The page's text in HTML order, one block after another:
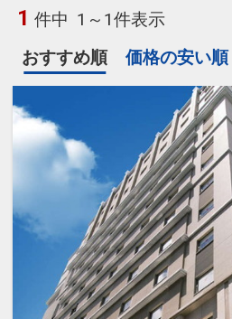
1 件中 1～1件表示
おすすめ順
価格の安い順